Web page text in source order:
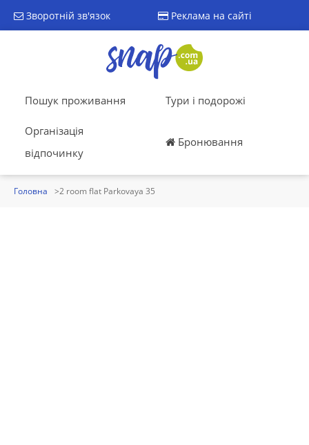
Зворотній зв'язок Реклама на сайті
Пошук проживання Тури і подорожі
Організація
відпочинку
Бронювання
Головна 2 room flat Parkovaya 35